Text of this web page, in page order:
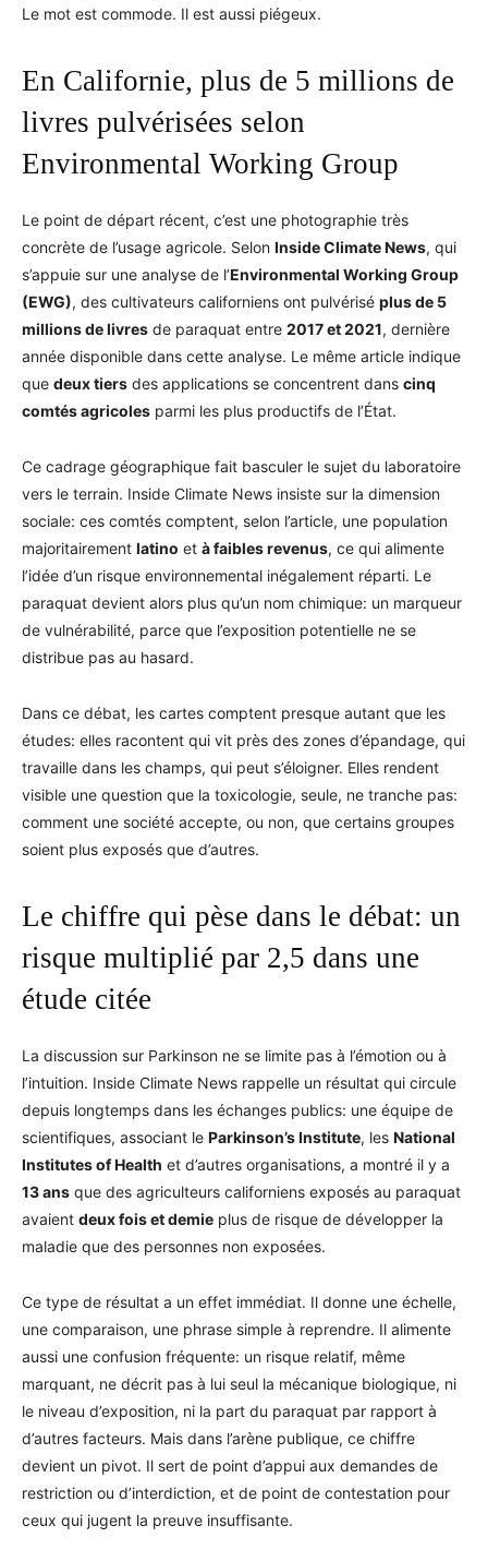
Le mot est commode. Il est aussi piégeux.
En Californie, plus de 5 millions de
livres pulvérisées selon
Environmental Working Group
Le point de départ récent, c’est une photographie très
concrète de l’usage agricole. Selon Inside Climate News, qui
s’appuie sur une analyse de l’Environmental Working Group
(EWG), des cultivateurs californiens ont pulvérisé plus de 5
millions de livres de paraquat entre 2017 et 2021, dernière
année disponible dans cette analyse. Le même article indique
que deux tiers des applications se concentrent dans cinq
comtés agricoles parmi les plus productifs de l’État.
Ce cadrage géographique fait basculer le sujet du laboratoire
vers le terrain. Inside Climate News insiste sur la dimension
sociale: ces comtés comptent, selon l’article, une population
majoritairement latino et à faibles revenus, ce qui alimente
l’idée d’un risque environnemental inégalement réparti. Le
paraquat devient alors plus qu’un nom chimique: un marqueur
de vulnérabilité, parce que l’exposition potentielle ne se
distribue pas au hasard.
Dans ce débat, les cartes comptent presque autant que les
études: elles racontent qui vit près des zones d’épandage, qui
travaille dans les champs, qui peut s’éloigner. Elles rendent
visible une question que la toxicologie, seule, ne tranche pas:
comment une société accepte, ou non, que certains groupes
soient plus exposés que d’autres.
Le chiffre qui pèse dans le débat: un
risque multiplié par 2,5 dans une
étude citée
La discussion sur Parkinson ne se limite pas à l’émotion ou à
l’intuition. Inside Climate News rappelle un résultat qui circule
depuis longtemps dans les échanges publics: une équipe de
scientifiques, associant le Parkinson’s Institute, les National
Institutes of Health et d’autres organisations, a montré il y a
13 ans que des agriculteurs californiens exposés au paraquat
avaient deux fois et demie plus de risque de développer la
maladie que des personnes non exposées.
Ce type de résultat a un effet immédiat. Il donne une échelle,
une comparaison, une phrase simple à reprendre. Il alimente
aussi une confusion fréquente: un risque relatif, même
marquant, ne décrit pas à lui seul la mécanique biologique, ni
le niveau d’exposition, ni la part du paraquat par rapport à
d’autres facteurs. Mais dans l’arène publique, ce chiffre
devient un pivot. Il sert de point d’appui aux demandes de
restriction ou d’interdiction, et de point de contestation pour
ceux qui jugent la preuve insuffisante.